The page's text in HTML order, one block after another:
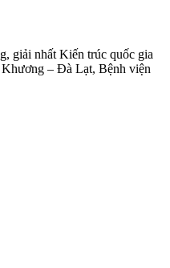
giải nhất Kiến trúc quốc gia
– Đà Lạt, Bệnh viện